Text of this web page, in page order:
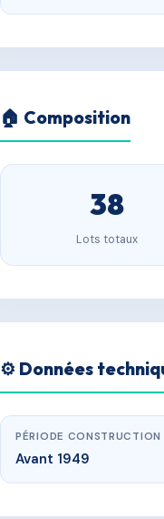
🏠 Composition
38
Lots totaux
⚙️ Données
PÉRIODE CONSTRUCTION
Avant 1949